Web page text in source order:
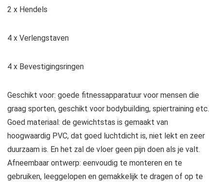
2 x Hendels
4 x Verlengstaven
4 x Bevestigingsringen
Geschikt voor: goede fitnessapparatuur voor mensen die
graag sporten, geschikt voor bodybuilding, spiertraining etc.
Goed materiaal: de gewichtstas is gemaakt van
hoogwaardig PVC, dat goed luchtdicht is, niet lekt en zeer
duurzaam is. En het zal de vloer geen pijn doen als je valt.
Afneembaar ontwerp: eenvoudig te monteren en te
gebruiken, leeggelopen en gemakkelijk te dragen of op te